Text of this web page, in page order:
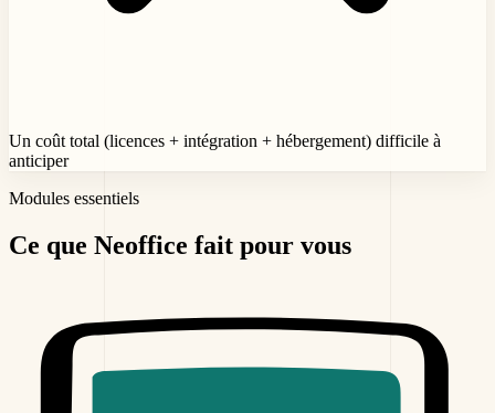
Un coût total (licences + intégration + hébergement) difficile à
anticiper
Modules essentiels
Ce que Neoffice fait pour vous